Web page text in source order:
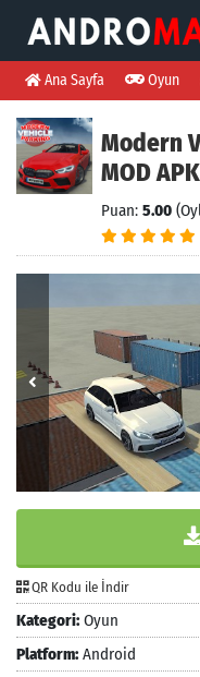
Ana Sayfa Oyun
Modern
MOD
Puan: 5.00
QR Kodu ile İndir
Kategori: Oyun
Platform: Android